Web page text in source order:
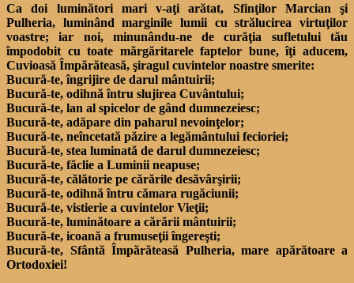
Ca doi luminători mari v-aţi arătat, Sfinţilor Marcian şi
Pulheria, luminând marginile lumii cu strălucirea virtuţilor
voastre; iar noi, minunându-ne de curăţia sufletului tău
împodobit cu toate mărgăritarele faptelor bune, îţi aducem,
Cuvioasă Împărăteasă, şiragul cuvintelor noastre smerite:
Bucură-te, îngrijire de darul mântuirii;
Bucură-te, odihnă întru slujirea Cuvântului;
Bucură-te, lan al spicelor de gând dumnezeiesc;
Bucură-te, adăpare din paharul nevoinţelor;
Bucură-te, neîncetată păzire a legământului fecioriei;
Bucură-te, stea luminată de darul dumnezeiesc;
Bucură-te, făclie a Luminii neapuse;
Bucură-te, călătorie pe cărările desăvârşirii;
Bucură-te, odihnă întru cămara rugăciunii;
Bucură-te, vistierie a cuvintelor Vieţii;
Bucură-te, luminătoare a cărării mântuirii;
Bucură-te, icoană a frumuseţii îngereşti;
Bucură-te, Sfântă Împărăteasă Pulheria, mare apărătoare a
Ortodoxiei!